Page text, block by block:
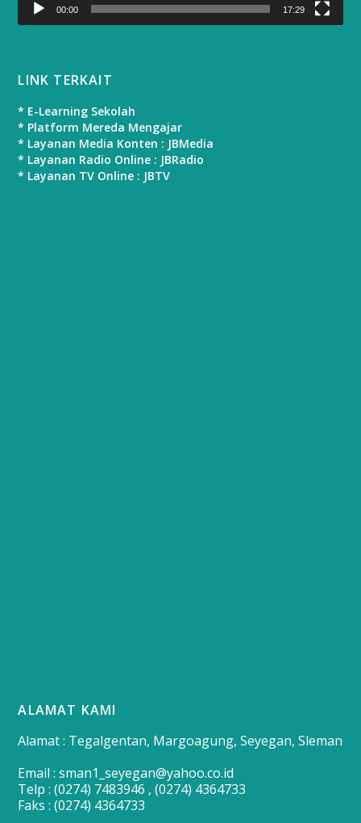
00:00 17:29
LINK TERKAIT
* E-Learning Sekolah
* Platform Mereda Mengajar
* Layanan Media Konten : JBMedia
* Layanan Radio Online : JBRadio
* Layanan TV Online : JBTV
ALAMAT KAMI
Alamat : Tegalgentan, Margoagung, Seyegan, Sleman
Email : sman1_seyegan@yahoo.co.id
Telp : (0274) 7483946 , (0274) 4364733
Faks : (0274) 4364733